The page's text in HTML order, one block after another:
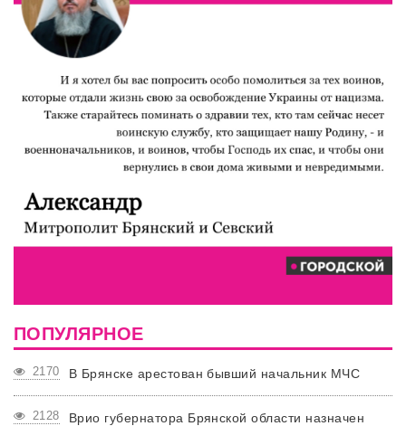
ПОПУЛЯРНОЕ
2170 В Брянске арестован бывший начальник МЧС
2128
Врио губернатора Брянской области назначен